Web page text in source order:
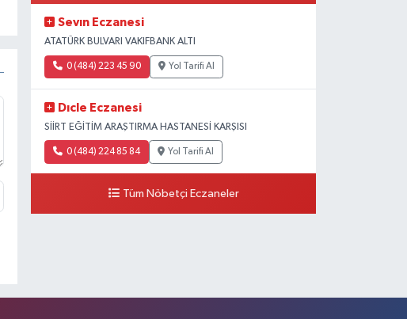
Sevın Eczanesi
ATATÜRK BULVARI VAKIFBANK ALTI
0 (484) 223 45 90 Yol Tarifi Al
Dıcle Eczanesi
SİİRT EĞİTİM ARAŞTIRMA HASTANESİ KARŞISI
0 (484) 224 85 84 Yol Tarifi Al
Tüm Nöbetçi Eczaneler